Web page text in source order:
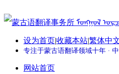
设为首页|收藏本站|繁体中
专注于蒙古语翻译领域十年 ·
网站首页